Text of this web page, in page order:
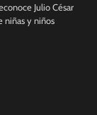
Julio César
niñas y niños